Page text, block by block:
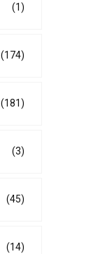
(1)
(174)
(181)
(3)
(45)
(14)